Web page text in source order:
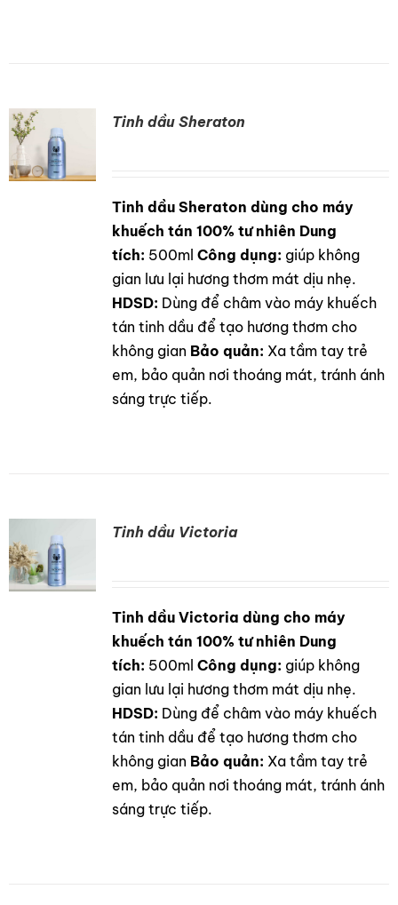
Tinh dầu Sheraton
Tinh dầu Sheraton dùng cho máy
khuếch tán 100% tư nhiên Dung
tích: 500ml Công dụng: giúp không
gian lưu lại hương thơm mát dịu nhẹ.
HDSD: Dùng để châm vào máy khuếch
tán tinh dầu để tạo hương thơm cho
không gian Bảo quản: Xa tầm tay trẻ
em, bảo quản nơi thoáng mát, tránh ánh
sáng trực tiếp.
Tinh dầu Victoria
Tinh dầu Victoria dùng cho máy
khuếch tán 100% tư nhiên Dung
tích: 500ml Công dụng: giúp không
gian lưu lại hương thơm mát dịu nhẹ.
HDSD: Dùng để châm vào máy khuếch
tán tinh dầu để tạo hương thơm cho
không gian Bảo quản: Xa tầm tay trẻ
em, bảo quản nơi thoáng mát, tránh ánh
sáng trực tiếp.